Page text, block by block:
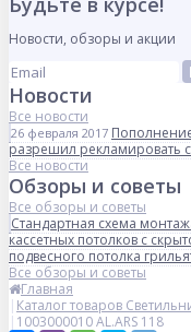
Новости, обзоры и акции
Новости
Все новости
26 февраля 2017
разрешил рекламировать
Все новости
Обзоры и советы
Все обзоры и советы
Стандартная схема
кассетных потолков с
подвесного потолка
Все обзоры и советы
Главная
Каталог товаров
1003000010 AL.ARS 118